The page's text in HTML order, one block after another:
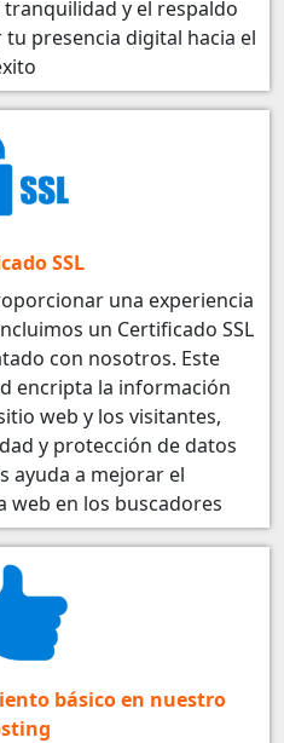
y el respaldo
presencia digital hacia el
SSL
una experiencia
un Certificado SSL
con nosotros. Este
encripta la información
web y los visitantes,
y protección de datos
ayuda a mejorar el
web en los buscadores
básico en nuestro